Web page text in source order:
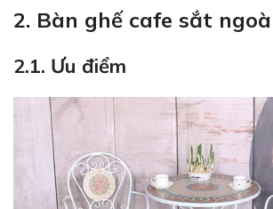
2. Bàn ghế cafe sắt
2.1. Ưu điểm